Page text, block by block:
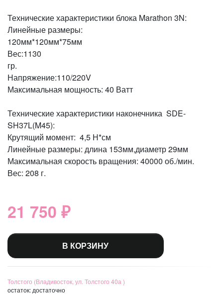
Технические характеристики блока Marathon 3N:
Линейные размеры:
Вес:1130
Максимальная мощность: 40 Ватт
Технические характеристики наконечника SDE-
SH37L(M45):
Крутящий момент: 4,5 Н*см
Линейные размеры: длина 153мм,диаметр 29мм
Максимальная скорость вращения: 40000 об./мин.
Вес: 208 г.
21 750 ₽
В КОРЗИНУ
Толстого (Владивосток, ул. Толстого 40а )
остаток: достаточно